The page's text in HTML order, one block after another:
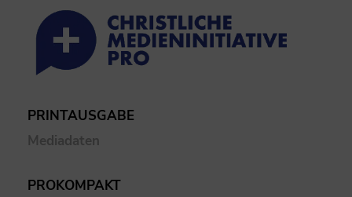
PRINTAUSGABE
Mediadaten
PROKOMPAKT